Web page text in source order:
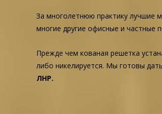
За многолетнюю практику лучшие
многие другие офисные и частные
Прежде чем кованая решетка
либо никелируется. Мы готовы
ЛНР.